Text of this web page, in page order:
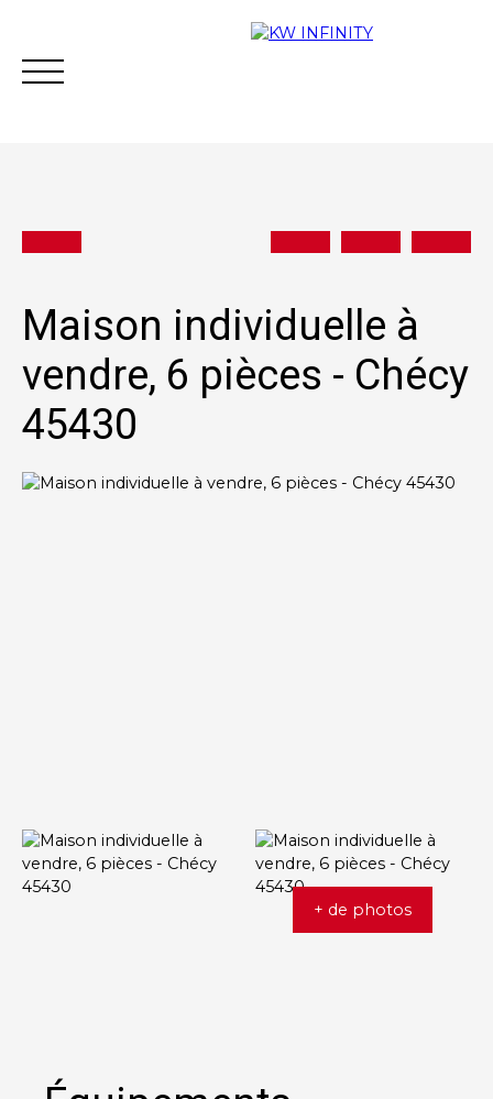
Acheter Vendre Estimer Vous financer
Contact
Maison individuelle à
vendre, 6 pièces - Chécy
45430
+ de photos